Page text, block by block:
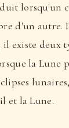
lorsqu'un
d'un autre.
existe deux
la Lune
et la Lune.